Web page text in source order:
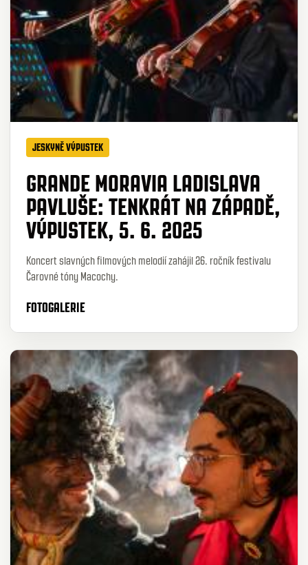
JESKYNĚ VÝPUSTEK
GRANDE MORAVIA LADISLAVA
PAVLUŠE: TENKRÁT NA ZÁPADĚ,
VÝPUSTEK, 5. 6. 2025
Koncert slavných filmových melodií zahájil 26. ročník festivalu
Čarovné tóny Macochy.
FOTOGALERIE